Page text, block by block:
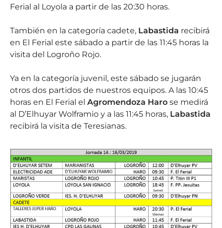
Ferial al Loyola a partir de las 20:30 horas.
También en la categoría cadete, Labastida recibirá
en El Ferial este sábado a partir de las 11:45 horas la
visita del Logroño Rojo.
Ya en la categoría juvenil, este sábado se jugarán
otros dos partidos de nuestros equipos. A las 10:45
horas en El Ferial el Agromendoza Haro se medirá
al D’Elhuyar Wolframio y a las 11:45 horas, Labastida
recibirá la visita de Teresianas.